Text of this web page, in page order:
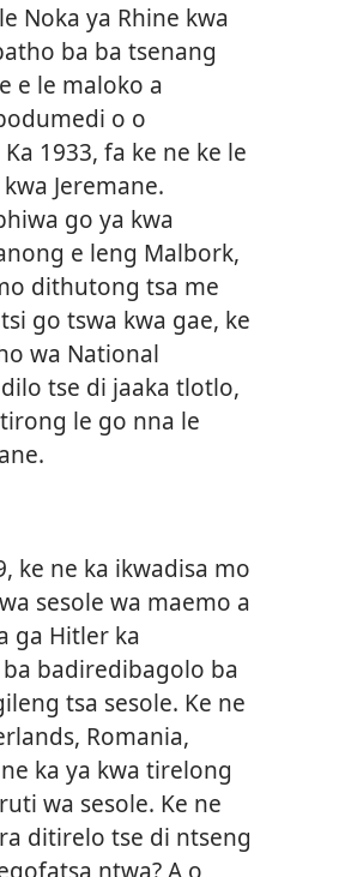
Noka ya Rhine kwa
ba ba tsenang
e le maloko a
o o
1933, fa ke ne ke le
Jeremane.
go ya kwa
e leng Malbork,
dithutong tsa me
go tswa kwa gae, ke
wa National
tse di jaaka tlotlo,
le go nna le
ke ne ka ikwadisa mo
sesole wa maemo a
ga Hitler ka
badiredibagolo ba
tsa sesole. Ke ne
Romania,
ka ya kwa tirelong
wa sesole. Ke ne
ditirelo tse di ntseng
ntwa? A o